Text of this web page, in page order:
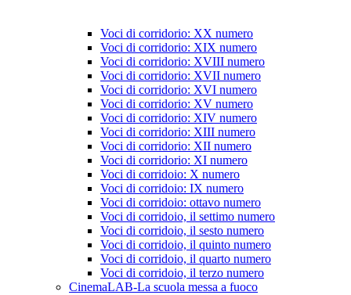
Voci di corridorio: XX numero
Voci di corridorio: XIX numero
Voci di corridorio: XVIII numero
Voci di corridorio: XVII numero
Voci di corridorio: XVI numero
Voci di corridorio: XV numero
Voci di corridorio: XIV numero
Voci di corridorio: XIII numero
Voci di corridorio: XII numero
Voci di corridorio: XI numero
Voci di corridoio: X numero
Voci di corridoio: IX numero
Voci di corridoio: ottavo numero
Voci di corridoio, il settimo numero
Voci di corridoio, il sesto numero
Voci di corridoio, il quinto numero
Voci di corridoio, il quarto numero
Voci di corridoio, il terzo numero
CinemaLAB-La scuola messa a fuoco